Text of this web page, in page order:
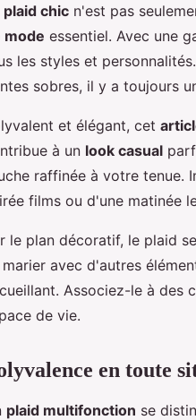
plaid chic n'est pas
mode essentiel. Avec une
les styles et
sobres, il y a toujours
et élégant, cet
à un look casual
raffinée à votre tenue.
films ou d'une matinée
le plan décoratif, le plaid
marier avec d'autres
Associez-le à des
de vie.
en toute
plaid multifonction se